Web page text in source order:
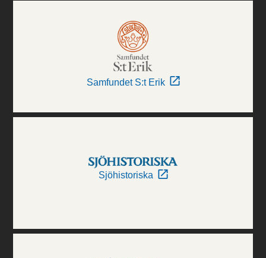
Samfundet S:t Erik
Sjöhistoriska